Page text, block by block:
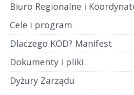
Biuro Regionalne i
Cele i program
Dlaczego KOD? Manifest
Dokumenty i pliki
Dyżury Zarządu